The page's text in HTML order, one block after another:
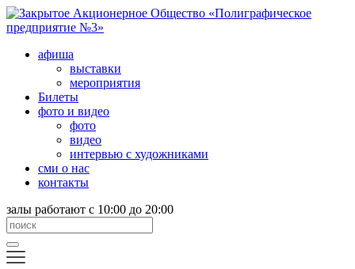
афиша
выставки
мероприятия
Билеты
фото и видео
фото
видео
интервью с художниками
сми о нас
контакты
залы работают с 10:00 до 20:00